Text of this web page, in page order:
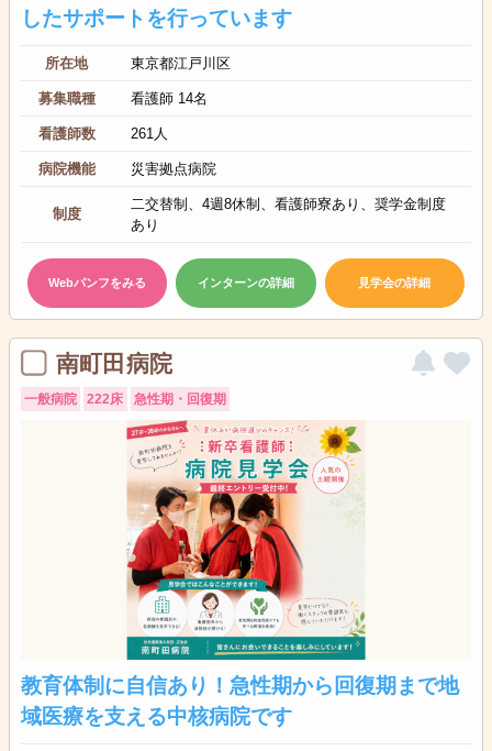
したサポートを行っています
所在地 東京都江戸川区
募集職種 看護師 14名
看護師数 261人
病院機能 災害拠点病院
制度
二交替制、4週8休制、看護師寮あり、奨学金制度
あり
Webパンフをみる インターンの詳細 見学会の詳細
南町田病院
一般病院 222床 急性期・回復期
教育体制に自信あり！急性期から回復期まで地
域医療を支える中核病院です